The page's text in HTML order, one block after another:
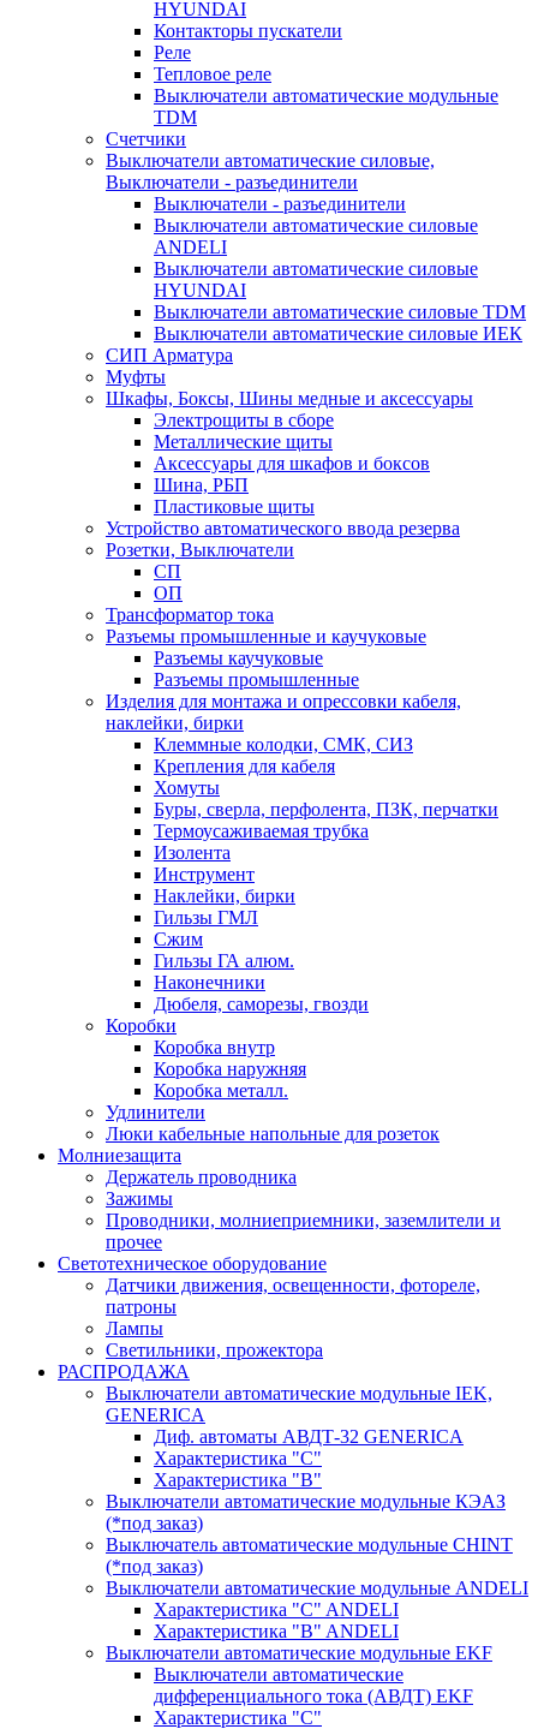
HYUNDAI
Контакторы пускатели
Реле
Тепловое реле
Выключатели автоматические модульные
TDM
Счетчики
Выключатели автоматические силовые,
Выключатели - разъединители
Выключатели - разъединители
Выключатели автоматические силовые
ANDELI
Выключатели автоматические силовые
HYUNDAI
Выключатели автоматические силовые TDM
Выключатели автоматические силовые ИЕК
СИП Арматура
Муфты
Шкафы, Боксы, Шины медные и аксессуары
Электрощиты в сборе
Металлические щиты
Аксессуары для шкафов и боксов
Шина, РБП
Пластиковые щиты
Устройство автоматического ввода резерва
Розетки, Выключатели
СП
ОП
Трансформатор тока
Разъемы промышленные и каучуковые
Разъемы каучуковые
Разъемы промышленные
Изделия для монтажа и опрессовки кабеля,
наклейки, бирки
Клеммные колодки, СМК, СИЗ
Крепления для кабеля
Хомуты
Буры, сверла, перфолента, ПЗК, перчатки
Термоусаживаемая трубка
Изолента
Инструмент
Наклейки, бирки
Гильзы ГМЛ
Сжим
Гильзы ГА алюм.
Наконечники
Дюбеля, саморезы, гвозди
Коробки
Коробка внутр
Коробка наружняя
Коробка металл.
Удлинители
Люки кабельные напольные для розеток
Молниезащита
Держатель проводника
Зажимы
Проводники, молниеприемники, заземлители и
прочее
Светотехническое оборудование
Датчики движения, освещенности, фотореле,
патроны
Лампы
Светильники, прожектора
РАСПРОДАЖА
Выключатели автоматические модульные IEK,
GENERICA
Диф. автоматы АВДТ-32 GENERICA
Характеристика "С"
Характеристика "В"
Выключатели автоматические модульные КЭАЗ
(*под заказ)
Выключатель автоматические модульные CHINT
(*под заказ)
Выключатели автоматические модульные ANDELI
Характеристика "C" ANDELI
Характеристика "B" ANDELI
Выключатели автоматические модульные EKF
Выключатели автоматические
дифференциального тока (АВДТ) EKF
Характеристика "С"